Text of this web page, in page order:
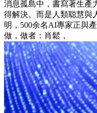
消息孤島中，書寫著生產
得解決。而是人類聪慧與
明，500余名AI專家正與
做，做者：肖鬆，